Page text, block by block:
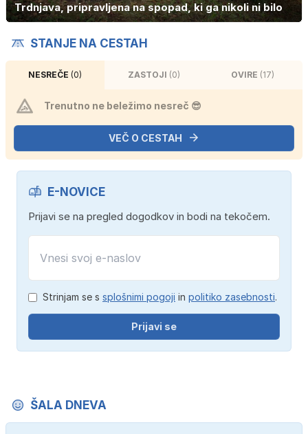
Trdnjava, pripravljena na spopad, ki ga nikoli ni bilo
STANJE NA CESTAH
NESREČE (0) ZASTOJI (0) OVIRE (17)
Trenutno ne beležimo nesreč 😎
VEČ O CESTAH
E-NOVICE
Prijavi se na pregled dogodkov in bodi na tekočem.
Strinjam se s splošnimi pogoji in politiko zasebnosti.
Prijavi se
ŠALA DNEVA